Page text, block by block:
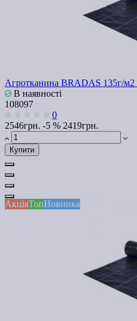
Агротканина BRADAS 135г/
В наявності
108097
0
2546грн. -5 % 2419грн.
Купити
АкціяТопНовинка